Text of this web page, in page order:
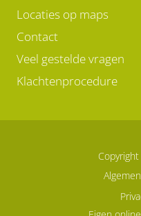
Locaties op maps
Contact
Veel gestelde vragen
Klachtenprocedure